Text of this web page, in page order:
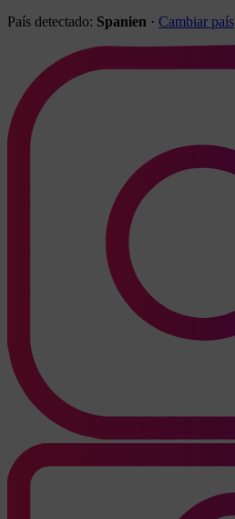
País detectado: Spanien · Cambiar país